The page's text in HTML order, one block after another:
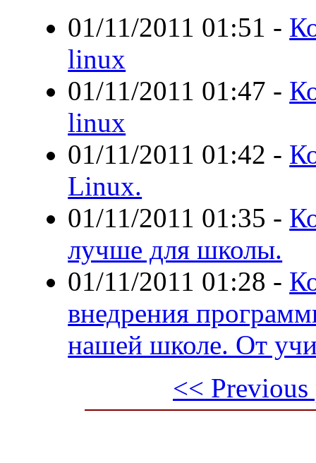
01/11/2011 01:51 -
linux
01/11/2011 01:47 -
linux
01/11/2011 01:42 -
Linux.
01/11/2011 01:35 -
лучше для школы.
01/11/2011 01:28 -
внедрения
нашей школе. От
<< Previous